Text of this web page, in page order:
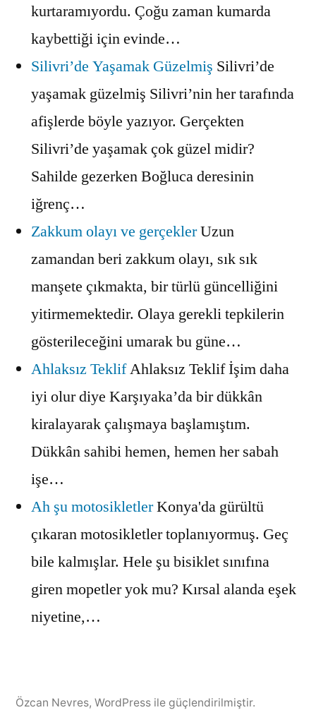
kurtaramıyordu. Çoğu zaman kumarda
kaybettiği için evinde…
Silivri’de Yaşamak Güzelmiş Silivri’de
yaşamak güzelmiş Silivri’nin her tarafında
afişlerde böyle yazıyor. Gerçekten
Silivri’de yaşamak çok güzel midir?
Sahilde gezerken Boğluca deresinin
iğrenç…
Zakkum olayı ve gerçeklerUzun
zamandan beri zakkum olayı, sık sık
manşete çıkmakta, bir türlü güncelliğini
yitirmemektedir. Olaya gerekli tepkilerin
gösterileceğini umarak bu güne…
Ahlaksız TeklifAhlaksız Teklif İşim daha
iyi olur diye Karşıyaka’da bir dükkân
kiralayarak çalışmaya başlamıştım.
Dükkân sahibi hemen, hemen her sabah
işe…
Ah şu motosikletlerKonya'da gürültü
çıkaran motosikletler toplanıyormuş. Geç
bile kalmışlar. Hele şu bisiklet sınıfına
giren mopetler yok mu? Kırsal alanda eşek
niyetine,…
Özcan Nevres, WordPress ile güçlendirilmiştir.